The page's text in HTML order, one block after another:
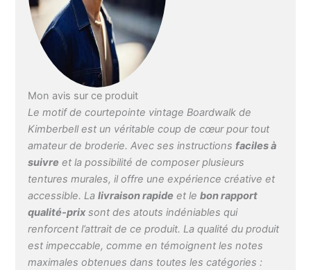
Coast ». Livre de motifs
de broderie : le kit de
broderie comprend des
instructions étape par
de matelassage et un CD
avec fichiers de broderie
+ SVG et instructions
(français non garanti).
Formats de fichiers - Les
formats incluent ART,
DST, EXP, HUS, JEF,
PES, VIP, VP3 et XXX. En
outre, il comprend des
fichiers SVG pour la
découpe électronique,
Mon avis sur ce produit
Le motif de courtepointe vintage Boardwalk de
Kimberbell est un véritable coup de cœur pour tout
amateur de broderie. Avec ses instructionsfaciles à
suivre et la possibilité de composer plusieurs
tentures murales, il offre une expérience créative et
accessible. Lalivraison rapide et lebon rapport
qualité-prixsont des atouts indéniables qui
renforcent l’attrait de ce produit. La qualité du produit
est impeccable, comme en témoignent les notes
maximales obtenues dans toutes les catégories :